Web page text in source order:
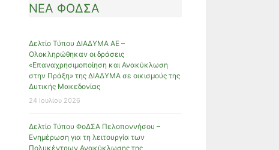
ΝΕΑ ΦΟΔΣΑ
Δελτίο Τύπου ΔΙΑΔΥΜΑ ΑΕ –
Ολοκληρώθηκαν οι δράσεις
«Επαναχρησιμοποίηση και Ανακύκλωση
στην Πράξη» της ΔΙΑΔΥΜΑ σε οικισμούς της
Δυτικής Μακεδονίας
24 Ιουλίου 2026
Δελτίο Τύπου ΦοΔΣΑ Πελοποννήσου –
Ενημέρωση για τη λειτουργία των
Πολυκέντρων Ανακύκλωσης της